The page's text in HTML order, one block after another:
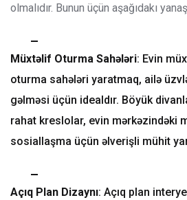
olmalıdır. Bunun üçün aşağıdakı
Müxtəlif Oturma Sahələri: Evin
oturma sahələri yaratmaq, ailə
gəlməsi üçün idealdır. Böyük
rahat kreslolar, evin mərkəzindəki
sosiallaşma üçün əlverişli mühit
Açıq Plan Dizaynı: Açıq plan